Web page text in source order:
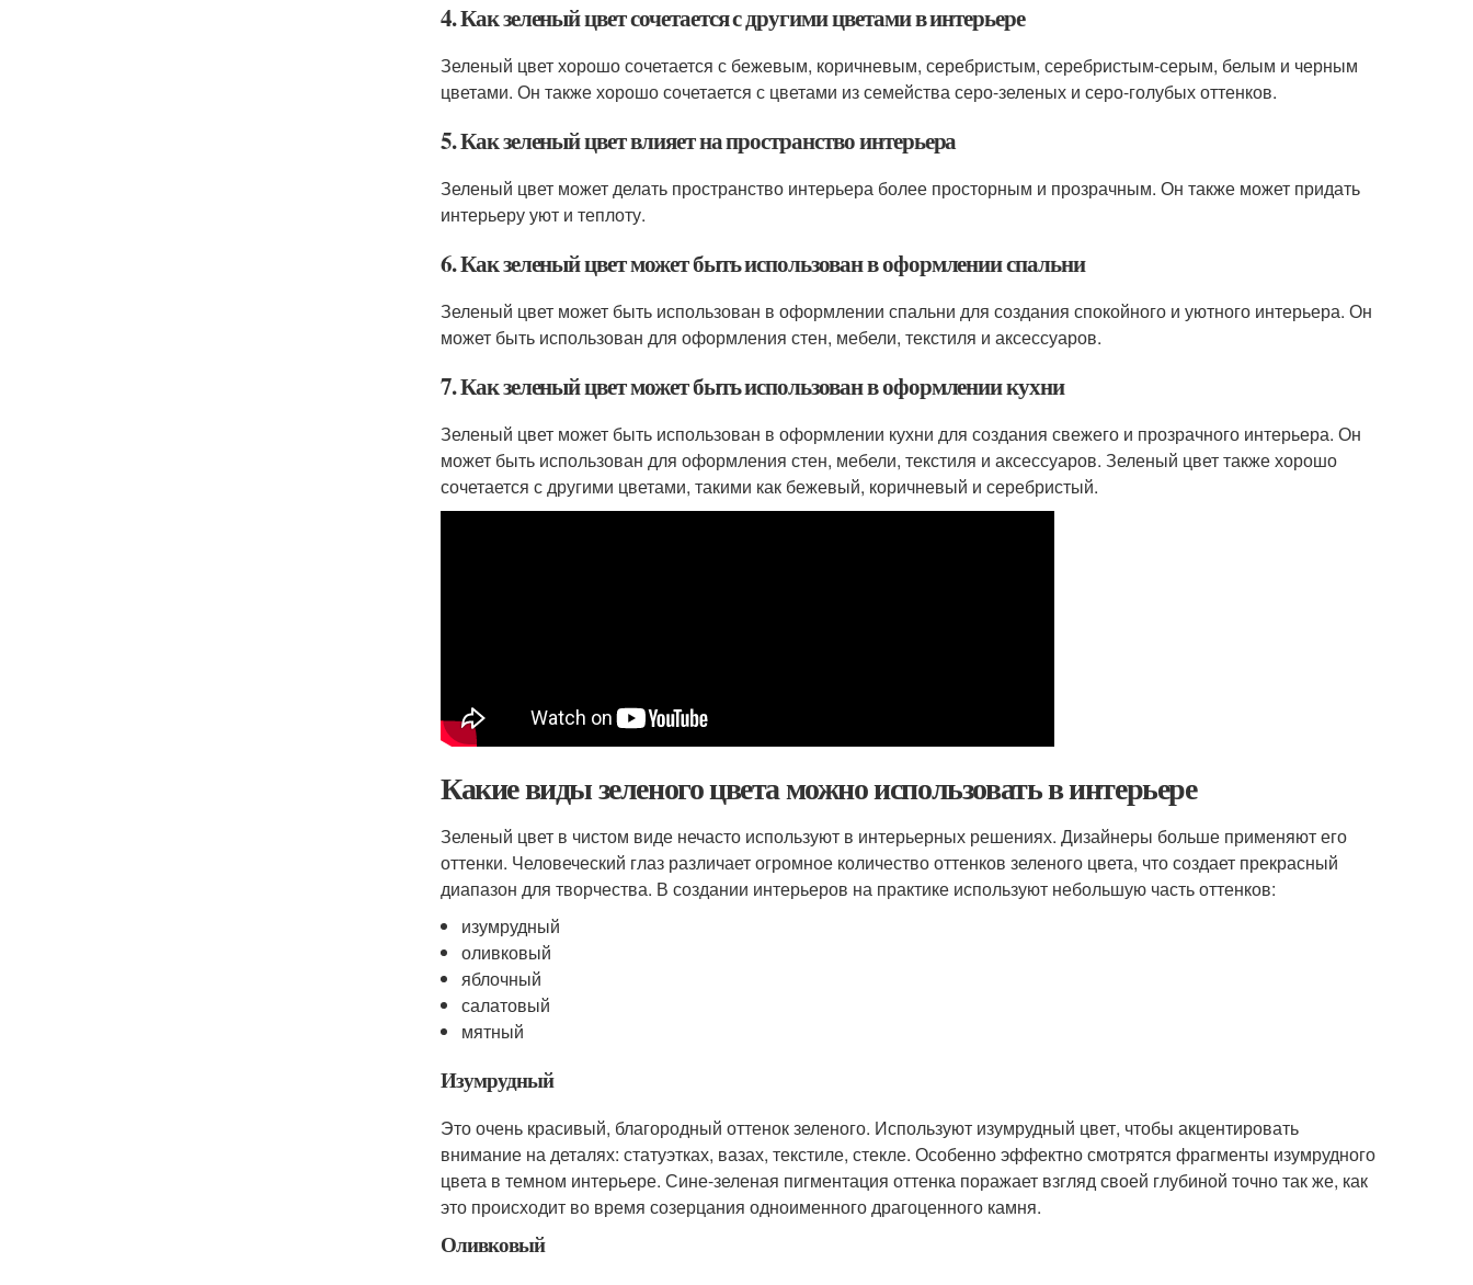
4. Как зеленый цвет сочетается с другими цветами в интерьере
Зеленый цвет хорошо сочетается с бежевым, коричневым, серебристым, серебристым-серым, белым и черным
цветами. Он также хорошо сочетается с цветами из семейства серо-зеленых и серо-голубых оттенков.
5. Как зеленый цвет влияет на пространство интерьера
Зеленый цвет может делать пространство интерьера более просторным и прозрачным. Он также может придать
интерьеру уют и теплоту.
6. Как зеленый цвет может быть использован в оформлении спальни
Зеленый цвет может быть использован в оформлении спальни для создания спокойного и уютного интерьера. Он
может быть использован для оформления стен, мебели, текстиля и аксессуаров.
7. Как зеленый цвет может быть использован в оформлении кухни
Зеленый цвет может быть использован в оформлении кухни для создания свежего и прозрачного интерьера. Он
может быть использован для оформления стен, мебели, текстиля и аксессуаров. Зеленый цвет также хорошо
сочетается с другими цветами, такими как бежевый, коричневый и серебристый.
Какие виды зеленого цвета можно использовать в интерьере
Зеленый цвет в чистом виде нечасто используют в интерьерных решениях. Дизайнеры больше применяют его
оттенки. Человеческий глаз различает огромное количество оттенков зеленого цвета, что создает прекрасный
диапазон для творчества. В создании интерьеров на практике используют небольшую часть оттенков:
изумрудный
оливковый
яблочный
салатовый
мятный
Изумрудный
Это очень красивый, благородный оттенок зеленого. Используют изумрудный цвет, чтобы акцентировать
внимание на деталях: статуэтках, вазах, текстиле, стекле. Особенно эффектно смотрятся фрагменты изумрудного
цвета в темном интерьере. Сине-зеленая пигментация оттенка поражает взгляд своей глубиной точно так же, как
это происходит во время созерцания одноименного драгоценного камня.
Оливковый